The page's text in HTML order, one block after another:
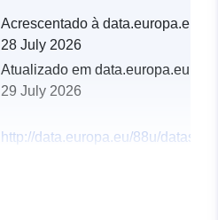
Acrescentado à data.europa.eu:
28 July 2026
Atualizado em data.europa.eu:
29 July 2026
http://data.europa.eu/88u/dataset/